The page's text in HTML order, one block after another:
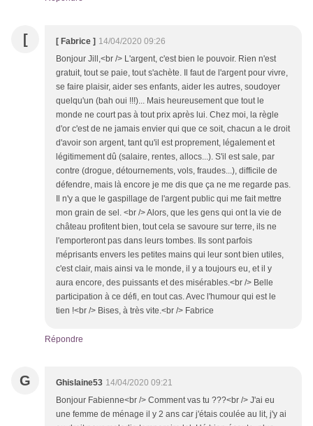
[ [ Fabrice ] 14/04/2020 09:26
Bonjour Jill,<br /> L'argent, c'est bien le pouvoir. Rien n'est
gratuit, tout se paie, tout s'achète. Il faut de l'argent pour vivre,
se faire plaisir, aider ses enfants, aider les autres, soudoyer
quelqu'un (bah oui !!!)... Mais heureusement que tout le
monde ne court pas à tout prix après lui. Chez moi, la règle
d'or c'est de ne jamais envier qui que ce soit, chacun a le droit
d'avoir son argent, tant qu'il est proprement, légalement et
légitimement dû (salaire, rentes, allocs...). S'il est sale, par
contre (drogue, détournements, vols, fraudes...), difficile de
défendre, mais là encore je me dis que ça ne me regarde pas.
Il n'y a que le gaspillage de l'argent public qui me fait mettre
mon grain de sel. <br /> Alors, que les gens qui ont la vie de
château profitent bien, tout cela se savoure sur terre, ils ne
l'emporteront pas dans leurs tombes. Ils sont parfois
méprisants envers les petites mains qui leur sont bien utiles,
c'est clair, mais ainsi va le monde, il y a toujours eu, et il y
aura encore, des puissants et des misérables.<br /> Belle
participation à ce défi, en tout cas. Avec l'humour qui est le
tien !<br /> Bises, à très vite.<br /> Fabrice
Répondre
G Ghislaine53 14/04/2020 09:21
Bonjour Fabienne<br /> Comment vas tu ???<br /> J'ai eu
une femme de ménage il y 2 ans car j'étais coulée au lit, j'y ai